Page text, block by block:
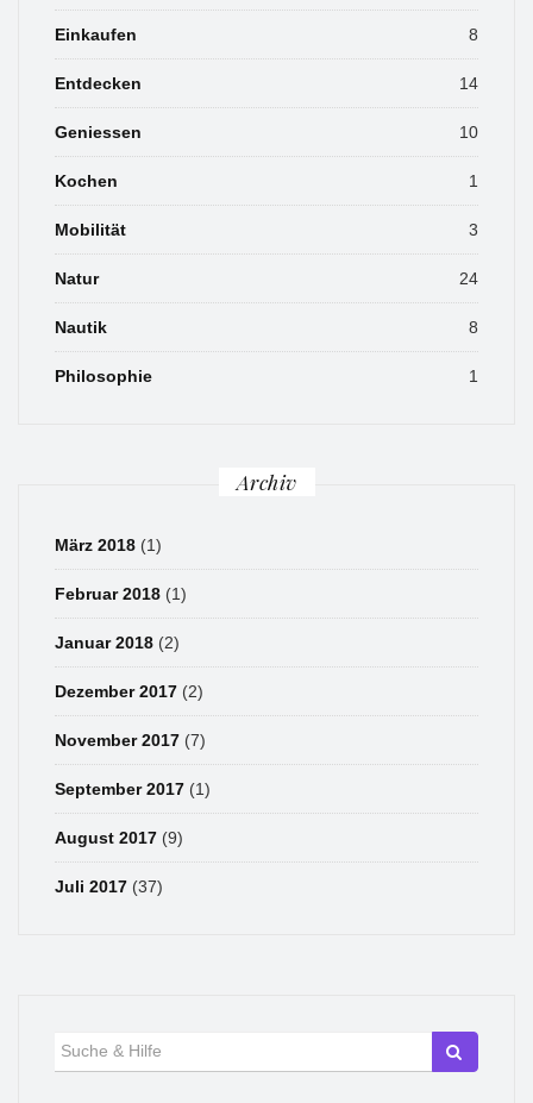
Einkaufen 8
Entdecken 14
Geniessen 10
Kochen 1
Mobilität 3
Natur 24
Nautik 8
Philosophie 1
Archiv
März 2018 (1)
Februar 2018 (1)
Januar 2018 (2)
Dezember 2017 (2)
November 2017 (7)
September 2017 (1)
August 2017 (9)
Juli 2017 (37)